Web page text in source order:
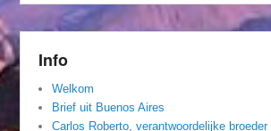
Info
Welkom
Brief uit Buenos Aires
Carlos Roberto, verantwoordelijke broeder